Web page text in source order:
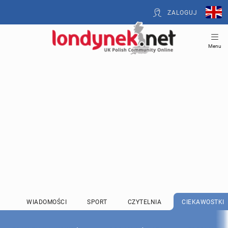
ZALOGUJ
Menu
WIADOMOŚCI SPORT CZYTELNIA CIEKAWOSTKI